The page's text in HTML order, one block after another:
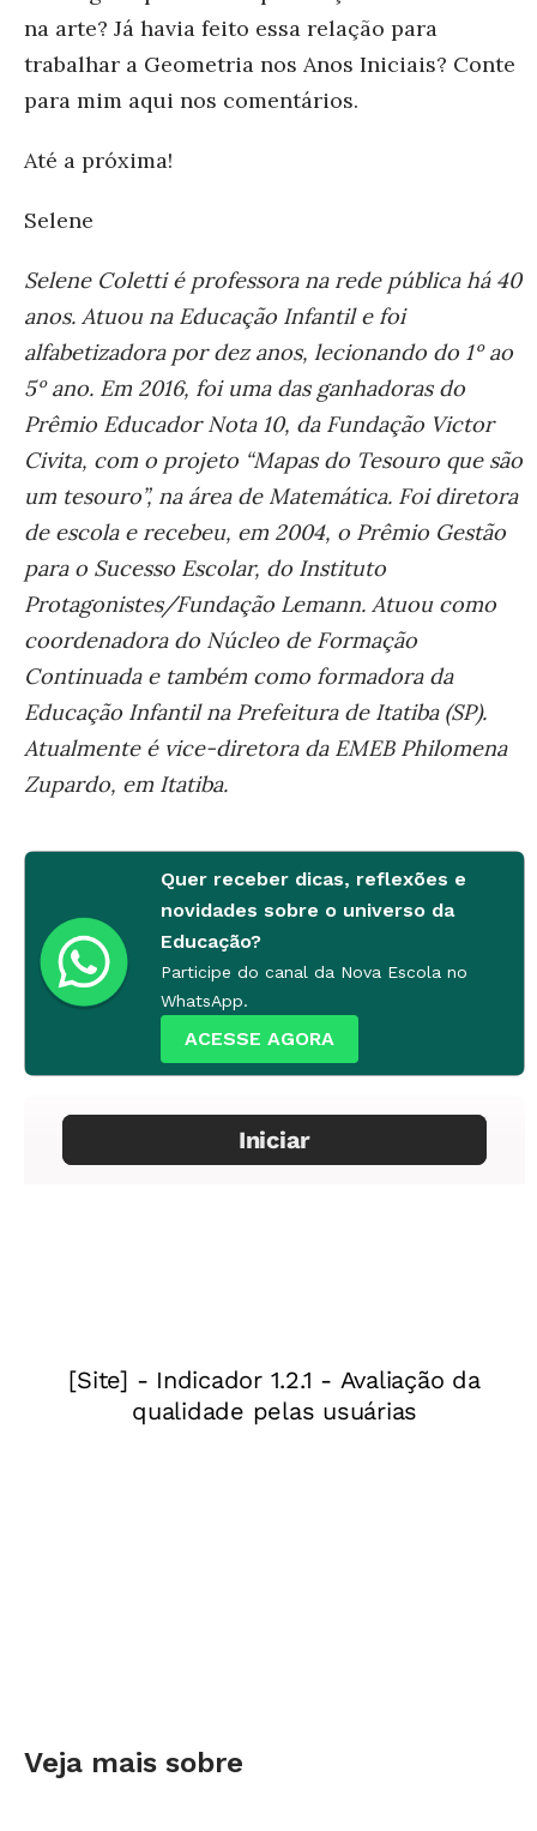
na arte? Já havia feito essa relação para
trabalhar a Geometria nos Anos Iniciais? Conte
para mim aqui nos comentários.
Até a próxima!
Selene
Selene Coletti é professora na rede pública há 40
anos. Atuou na Educação Infantil e foi
alfabetizadora por dez anos, lecionando do 1º ao
5º ano. Em 2016, foi uma das ganhadoras do
Prêmio Educador Nota 10, da Fundação Victor
Civita, com o projeto “Mapas do Tesouro que são
um tesouro”, na área de Matemática. Foi diretora
de escola e recebeu, em 2004, o Prêmio Gestão
para o Sucesso Escolar, do Instituto
Protagonistes/Fundação Lemann. Atuou como
coordenadora do Núcleo de Formação
Continuada e também como formadora da
Educação Infantil na Prefeitura de Itatiba (SP).
Atualmente é vice-diretora da EMEB Philomena
Zupardo, em Itatiba.
Quer receber dicas, reflexões e
novidades sobre o universo da
Educação?
Participe do canal da Nova Escola no
WhatsApp.
ACESSE AGORA
Veja mais sobre